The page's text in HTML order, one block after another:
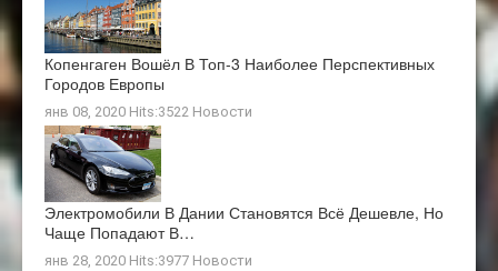
Копенгаген Вошёл В Топ-3 Наиболее Перспективных
Городов Европы
янв 08, 2020 Hits:3522 Новости
Электромобили В Дании Становятся Всё Дешевле, Но
Чаще Попадают В…
янв 28, 2020 Hits:3977 Новости